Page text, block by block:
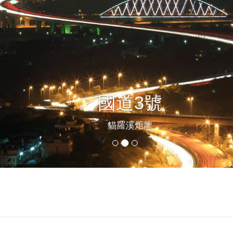
國道3號
貓羅溪炬龍